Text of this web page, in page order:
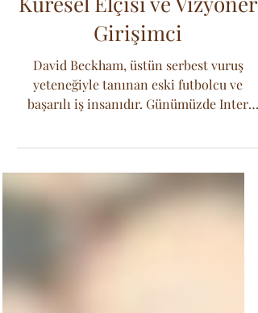
David Beckham: Futbolun
Küresel Elçisi ve Vizyoner
Girişimci
David Beckham, üstün serbest vuruş
başarılı iş insanıdır. Günümüzde Inter
etmektedir.